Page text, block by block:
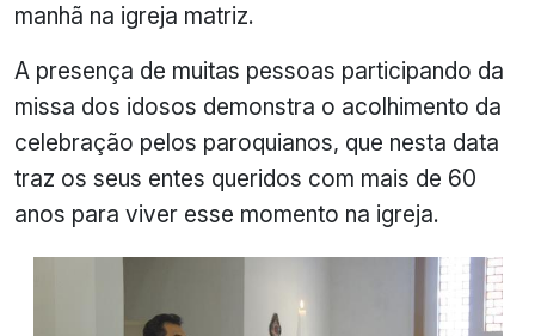
manhã na igreja matriz.
A presença de muitas pessoas participando da
missa dos idosos demonstra o acolhimento da
celebração pelos paroquianos, que nesta data
traz os seus entes queridos com mais de 60
anos para viver esse momento na igreja.